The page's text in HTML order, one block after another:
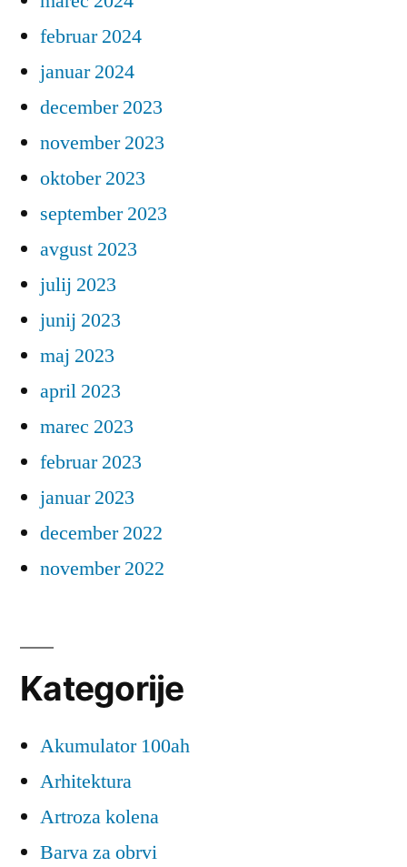
februar 2024
januar 2024
december 2023
november 2023
oktober 2023
september 2023
avgust 2023
julij 2023
junij 2023
maj 2023
april 2023
marec 2023
februar 2023
januar 2023
december 2022
november 2022
Kategorije
Akumulator 100ah
Arhitektura
Artroza kolena
Barva za obrvi